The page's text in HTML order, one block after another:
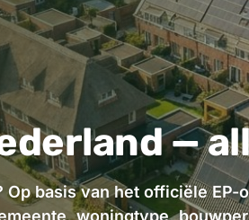
—
basis van het officiële
woningtype,